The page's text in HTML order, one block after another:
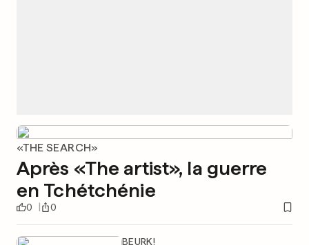
«THE SEARCH»
Après «The artist», la guerre
en Tchétchénie
0 0
BEURK!